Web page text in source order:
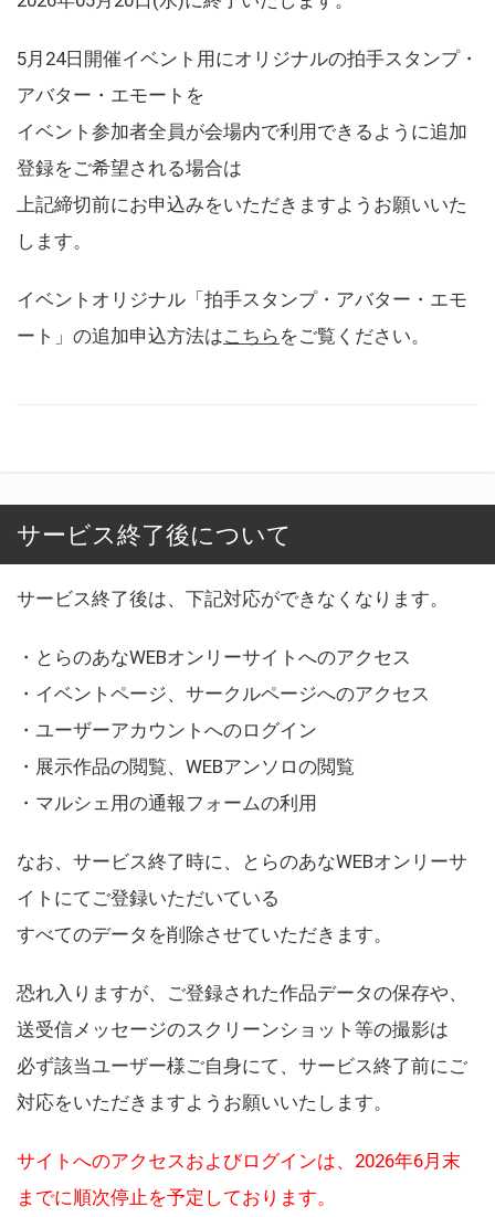
5月24日開催イベント用にオリジナルの拍手スタンプ・
アバター・エモートを
イベント参加者全員が会場内で利用できるように追加
登録をご希望される場合は
上記締切前にお申込みをいただきますようお願いいた
します。
イベントオリジナル「拍手スタンプ・アバター・エモ
ート」の追加申込方法はこちら をご覧ください。
サービス終了後について
サービス終了後は、下記対応ができなくなります。
・とらのあなWEBオンリーサイトへのアクセス
・イベントページ、サークルページへのアクセス
・ユーザーアカウントへのログイン
・展示作品の閲覧、WEBアンソロの閲覧
・マルシェ用の通報フォームの利用
なお、サービス終了時に、とらのあなWEBオンリーサ
イトにてご登録いただいている
すべてのデータを削除させていただきます。
恐れ入りますが、ご登録された作品データの保存や、
送受信メッセージのスクリーンショット等の撮影は
必ず該当ユーザー様ご自身にて、サービス終了前にご
対応をいただきますようお願いいたします。
サイトへのアクセスおよびログインは、2026年6月末
までに順次停止を予定しております。